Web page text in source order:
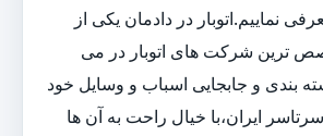
نماییم.اتوبار در دادمان یکی از
ترین شرکت های اتوبار در می
بندی و جابجایی اسباب و وسایل خود
ایران،با خیال راحت به آن ها